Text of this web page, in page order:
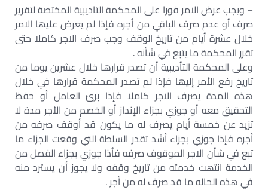
– ويجب عرض الامر فورا على المحكمة التاديبية المختصة لتقرير
صرف أو عدم صرف الباقي من أجره فإذا لم يعرض عليھا الامر
خلال عشرة أيام من تاريخ الوقف وجب صرف الاجر كاملا حتى
تقرر المحكمة ما يتبع في شأنه .
وعلى المحكمة التأديبية أن تصدر قرارھا خلال عشرين يوما من
تاريخ رفع الأمر إليھا فإذا لم تصدر المحكمة قرارھا في خلال
ھذه المدة يصرف الاجر كاملا فإذا برئ العامل أو حفظ
التحقيق معه أو جوزي بجزاء الإنداز أو الخصم من الأجر مدة لا
تزيد عن خمسة أيام يصرف له ما يكون قد أوقف صرفه من
أجره فإذا جوزي بجزاء أشد تقدر السلطة التي وقعت الجزاء ما
تبع في شأن الاجر الموقوف صرفه فأذا جوزي بجزاء الفصل من
الخدمة انتھت خدمته من تاريخ وقفه ولا يجوز أن يسترد منه
في ھذه الحاله ما قد صرف له من أجر .